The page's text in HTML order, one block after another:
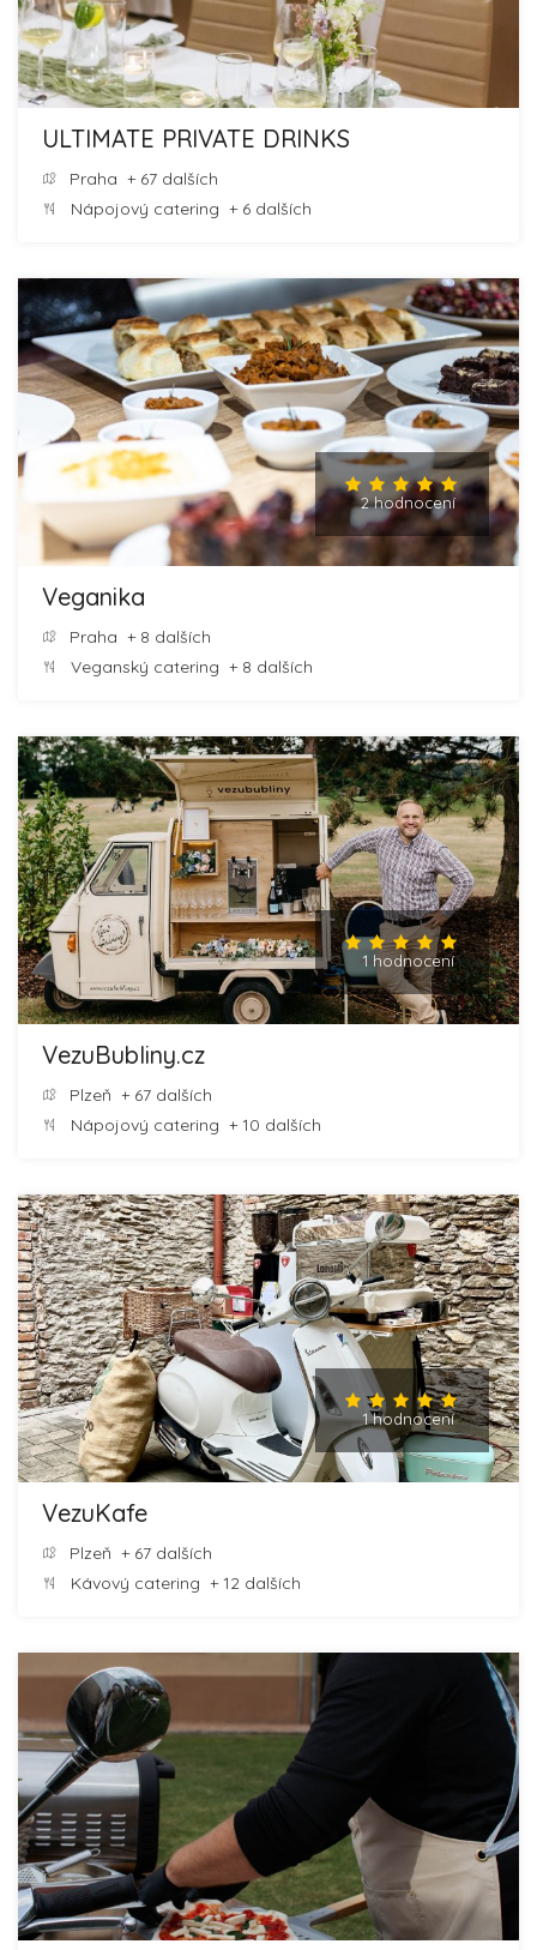
ULTIMATE PRIVATE DRINKS
Praha + 67 dalších
Nápojový catering + 6 dalších
2 hodnocení
Veganika
Praha + 8 dalších
Veganský catering + 8 dalších
1 hodnocení
VezuBubliny.cz
Plzeň + 67 dalších
Nápojový catering + 10 dalších
1 hodnocení
VezuKafe
Plzeň + 67 dalších
Kávový catering + 12 dalších